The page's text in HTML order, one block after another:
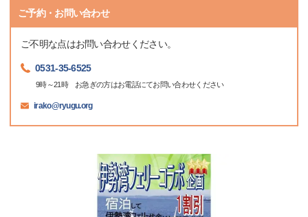
ご予約・お問い合わせ
ご不明な点はお問い合わせください。
0531-35-6525
9時～21時 お急ぎの方はお電話にてお問い合わせください
irako@ryugu.org